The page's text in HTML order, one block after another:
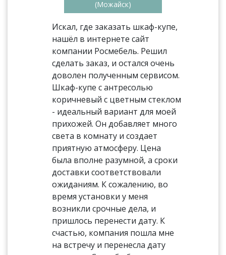
(Можайск)
Искал, где заказать шкаф-купе,
нашёл в интернете сайт
компании Росмебель. Решил
сделать заказ, и остался очень
доволен полученным сервисом.
Шкаф-купе с антресолью
коричневый с цветным стеклом
- идеальный вариант для моей
прихожей. Он добавляет много
света в комнату и создает
приятную атмосферу. Цена
была вполне разумной, а сроки
доставки соответствовали
ожиданиям. К сожалению, во
время установки у меня
возникли срочные дела, и
пришлось перенести дату. К
счастью, компания пошла мне
на встречу и перенесла дату